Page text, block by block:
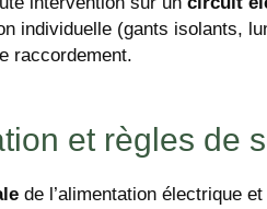
individuelle (gants isolants,
raccordement.
et règles de
de l’alimentation électrique